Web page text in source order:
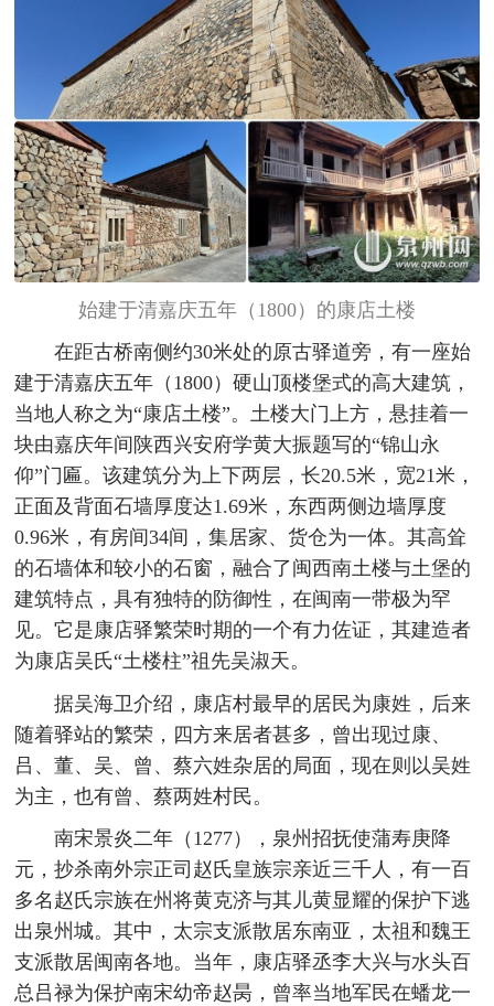
始建于清嘉庆五年（1800）的康店土楼
在距古桥南侧约30米处的原古驿道旁，有一座始
建于清嘉庆五年（1800）硬山顶楼堡式的高大建筑，
当地人称之为“康店土楼”。土楼大门上方，悬挂着一
块由嘉庆年间陕西兴安府学黄大振题写的“锦山永
仰”门匾。该建筑分为上下两层，长20.5米，宽21米，
正面及背面石墙厚度达1.69米，东西两侧边墙厚度
0.96米，有房间34间，集居家、货仓为一体。其高耸
的石墙体和较小的石窗，融合了闽西南土楼与土堡的
建筑特点，具有独特的防御性，在闽南一带极为罕
见。它是康店驿繁荣时期的一个有力佐证，其建造者
为康店吴氏“土楼柱”祖先吴淑天。
据吴海卫介绍，康店村最早的居民为康姓，后来
随着驿站的繁荣，四方来居者甚多，曾出现过康、
吕、董、吴、曾、蔡六姓杂居的局面，现在则以吴姓
为主，也有曾、蔡两姓村民。
南宋景炎二年（1277），泉州招抚使蒲寿庚降
元，抄杀南外宗正司赵氏皇族宗亲近三千人，有一百
多名赵氏宗族在州将黄克济与其儿黄显耀的保护下逃
出泉州城。其中，太宗支派散居东南亚，太祖和魏王
支派散居闽南各地。当年，康店驿丞李大兴与水头百
总吕禄为保护南宋幼帝赵昺，曾率当地军民在蟠龙一